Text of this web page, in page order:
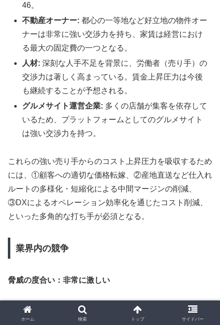
46。
不動産オーナー: 都心の一等地など好立地の物件オー
ナーは非常に強い交渉力を持ち、家賃は経営におけ
る最大の固定費の一つとなる。
人材: 深刻な人手不足を背景に、労働者（売り手）の
交渉力は著しく高まっている。賃金上昇圧力は今後
も継続することが予想される。
グルメサイト運営企業: 多くの店舗が集客を依存して
いるため、プラットフォームとしてのグルメサイト
は強い交渉力を持つ。
これらの強い売り手からのコスト上昇圧力を吸収するため
には、①顧客への適切な価格転嫁、②産地直送など仕入れ
ルートの多様化・短縮化による中間マージンの削減、
③DXによるオペレーション効率化を通じたコスト削減、
といった多角的な打ち手が必須となる。
業界内の競争
脅威の度合い：非常に激しい
低い参入障壁と高い代替品の脅威の結果として、業界内の
競争は極めて激しい。大手チェーン間では、スケールメリ
ホーム 検索 トップ サイドバー